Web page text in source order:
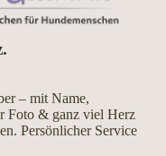
– mit Name,
Foto & ganz viel Herz
Persönlicher Service